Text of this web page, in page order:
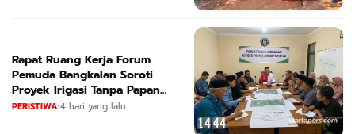
Rapat Ruang Kerja Forum
Pemuda Bangkalan Soroti
Proyek Irigasi Tanpa Papan
Nama
PERISTIWA•4 hari yang lalu